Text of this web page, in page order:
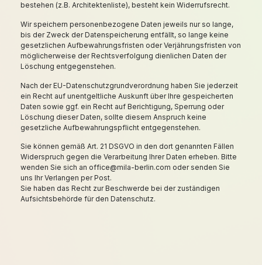
bestehen (z.B. Architektenliste), besteht kein Widerrufsrecht.
Wir speichern personenbezogene Daten jeweils nur so lange,
bis der Zweck der Datenspeicherung entfällt, so lange keine
gesetzlichen Aufbewahrungsfristen oder Verjährungsfristen von
möglicherweise der Rechtsverfolgung dienlichen Daten der
Löschung entgegenstehen.
Nach der EU-Datenschutzgrundverordnung haben Sie jederzeit
ein Recht auf unentgeltliche Auskunft über Ihre gespeicherten
Daten sowie ggf. ein Recht auf Berichtigung, Sperrung oder
Löschung dieser Daten, sollte diesem Anspruch keine
gesetzliche Aufbewahrungspflicht entgegenstehen.
Sie können gemäß Art. 21 DSGVO in den dort genannten Fällen
Widerspruch gegen die Verarbeitung Ihrer Daten erheben. Bitte
wenden Sie sich an office@mila-berlin.com oder senden Sie
uns Ihr Verlangen per Post.
Sie haben das Recht zur Beschwerde bei der zuständigen
Aufsichtsbehörde für den Datenschutz.